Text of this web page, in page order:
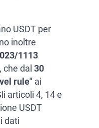
USDT per
inoltre
1113
dal 30
rule" ai
articoli 4, 14 e
USDT
dati